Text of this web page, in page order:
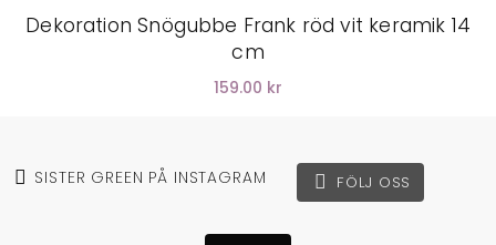
Dekoration Snögubbe Frank röd vit keramik 14
cm
159.00 kr
SISTER GREEN PÅ INSTAGRAM FÖLJ OSS